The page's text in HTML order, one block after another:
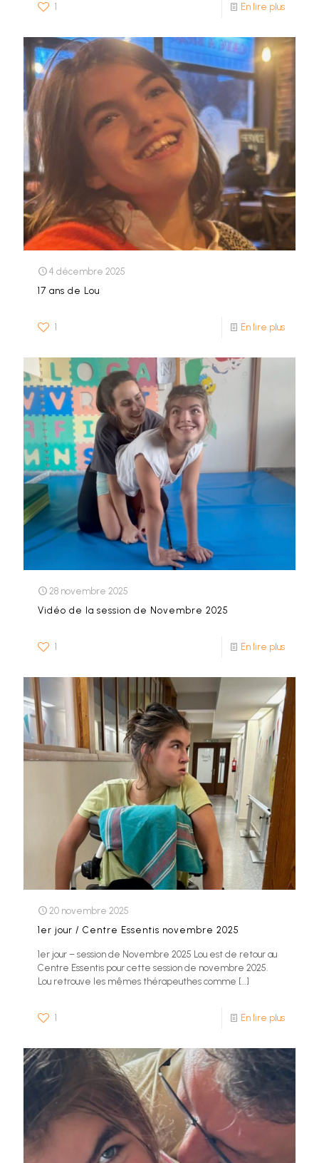
1 En lire plus
4 décembre 2025
17 ans de Lou
1 En lire plus
28 novembre 2025
Vidéo de la session de Novembre 2025
1 En lire plus
20 novembre 2025
1er jour / Centre Essentis novembre 2025
1er jour – session de Novembre 2025 Lou est de retour au
Centre Essentis pour cette session de novembre 2025.
Lou retrouve les mêmes thérapeuthes comme […]
1 En lire plus